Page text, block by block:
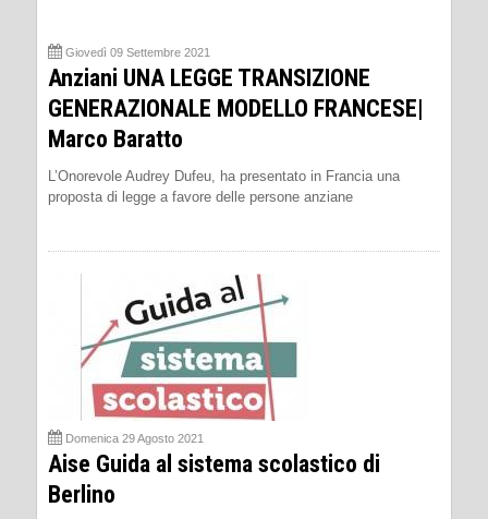
Giovedì 09 Settembre 2021
Anziani UNA LEGGE TRANSIZIONE
GENERAZIONALE MODELLO FRANCESE|
Marco Baratto
L’Onorevole Audrey Dufeu, ha presentato in Francia una
proposta di legge a favore delle persone anziane
Domenica 29 Agosto 2021
Aise Guida al sistema scolastico di
Berlino